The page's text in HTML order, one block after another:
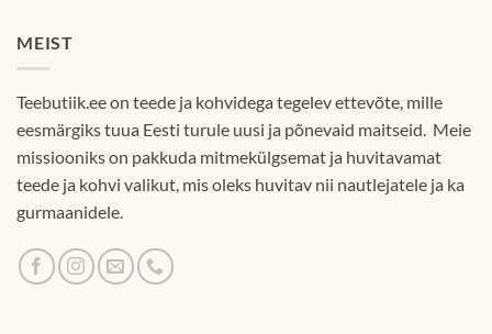
MEIST
Teebutiik.ee on teede ja kohvidega tegelev ettevõte, mille
eesmärgiks tuua Eesti turule uusi ja põnevaid maitseid. Meie
missiooniks on pakkuda mitmekülgsemat ja huvitavamat
teede ja kohvi valikut, mis oleks huvitav nii nautlejatele ja ka
gurmaanidele.